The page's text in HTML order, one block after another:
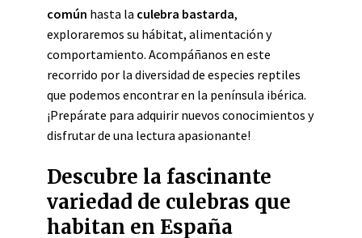
común hasta la culebra bastarda,
exploraremos su hábitat, alimentación y
comportamiento. Acompáñanos en este
recorrido por la diversidad de especies reptiles
que podemos encontrar en la península ibérica.
¡Prepárate para adquirir nuevos conocimientos y
disfrutar de una lectura apasionante!
Descubre la fascinante
variedad de culebras que
habitan en España